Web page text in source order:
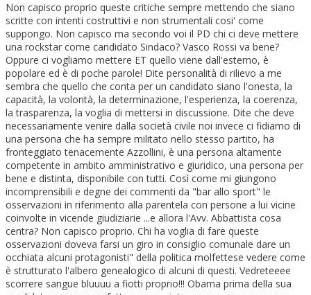
Non capisco proprio queste critiche sempre mettendo che siano
scritte con intenti costruttivi e non strumentali cosi' come
suppongo. Non capisco ma secondo voi il PD chi ci deve mettere
una rockstar come candidato Sindaco? Vasco Rossi va bene?
Oppure ci vogliamo mettere ET quello viene dall'esterno, è
popolare ed è di poche parole! Dite personalità di rilievo a me
sembra che quello che conta per un candidato siano l'onesta, la
capacità, la volontà, la determinazione, l'esperienza, la coerenza,
la trasparenza, la voglia di mettersi in discussione. Dite che deve
necessariamente venire dalla società civile noi invece ci fidiamo di
una persona che ha sempre militato nello stesso partito, ha
fronteggiato tenacemente Azzollini, è una persona altamente
competente in ambito amministrativo e giuridico, una persona per
bene e distinta, disponibile con tutti. Così come mi giungono
incomprensibili e degne dei commenti da "bar allo sport" le
osservazioni in riferimento alla parentela con persone a lui vicine
coinvolte in vicende giudiziarie ...e allora l'Avv. Abbattista cosa
centra? Non capisco proprio. Chi ha voglia di fare queste
osservazioni doveva farsi un giro in consiglio comunale dare un
occhiata alcuni protagonisti" della politica molfettese vedere come
è strutturato l'albero genealogico di alcuni di questi. Vedreteeee
scorrere sangue bluuuu a fiotti proprio!!! Obama prima della sua